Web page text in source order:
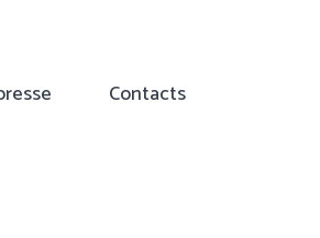
Contacts